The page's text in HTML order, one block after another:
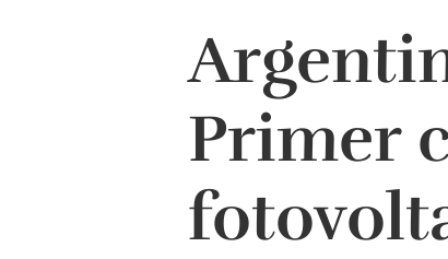
Primer